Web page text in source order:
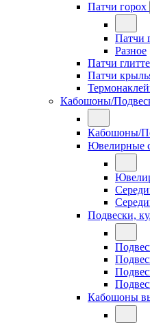
Патчи горох
Патчи
Разное
Патчи
Патчи
Кабошоны/
Кабошоны/
Ювелирные
Подвески,
Кабошоны